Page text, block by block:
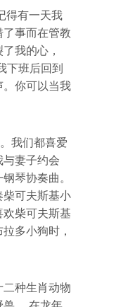
得有一天我
事而在管教
我的心，
下班后回到
。你可以当我
我们都喜爱
妻子约会
琴协奏曲。
柴可夫斯基小
柴可夫斯基
多小狗时，
种生肖动物